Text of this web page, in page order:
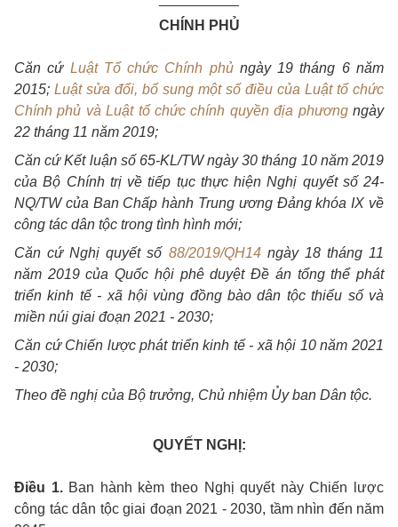
CHÍNH PHỦ
Căn cứ Luật Tổ chức Chính phủ ngày 19 tháng 6 năm
2015; Luật sửa đổi, bổ sung một số điều của Luật tổ chức
Chính phủ và Luật tổ chức chính quyền địa phương ngày
22 tháng 11 năm 2019;
Căn cứ Kết luận số 65-KL/TW ngày 30 tháng 10 năm 2019
của Bộ Chính trị về tiếp tục thực hiện Nghị quyết số 24-
NQ/TW của Ban Chấp hành Trung ương Đảng khóa IX về
công tác dân tộc trong tình hình mới;
Căn cứ Nghị quyết số 88/2019/QH14ngày 18 tháng 11
năm 2019 của Quốc hội phê duyệt Đề án tổng thể phát
triển kinh tế - xã hội vùng đồng bào dân tộc thiểu số và
miền núi giai đoạn 2021 - 2030;
Căn cứ Chiến lược phát triển kinh tế - xã hội 10 năm 2021
- 2030;
Theo đề nghị của Bộ trưởng, Chủ nhiệm Ủy ban Dân tộc.
QUYẾT NGHỊ:
Điều 1.Ban hành kèm theo Nghị quyết này Chiến lược
công tác dân tộc giai đoạn 2021 - 2030, tầm nhìn đến năm